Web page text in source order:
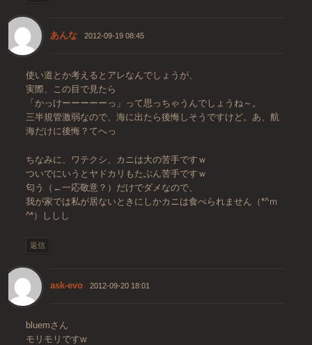
あんな 2012-09-19 08:45
使い道とか考えるとアレなんでしょうが、
実際、この目で見たら
「かっけーーーーーっ」って思っちゃうんでしょうね～。
三半規管激弱なので、海に出たら後悔しそうですけど。あ、航
海だけに後悔？てへっ
ちなみに、ワテクシ、カニは大の苦手ですｗ
ついでにいうとヤドカリもたぶん苦手ですｗ
匂う（←一応敬意？）だけでダメなので、
我が家では私が居ないときにしかカニは食べられません（*^ｍ
^*）ししし
返信
ask-evo 2012-09-20 18:01
bluemさん
モリモリですw